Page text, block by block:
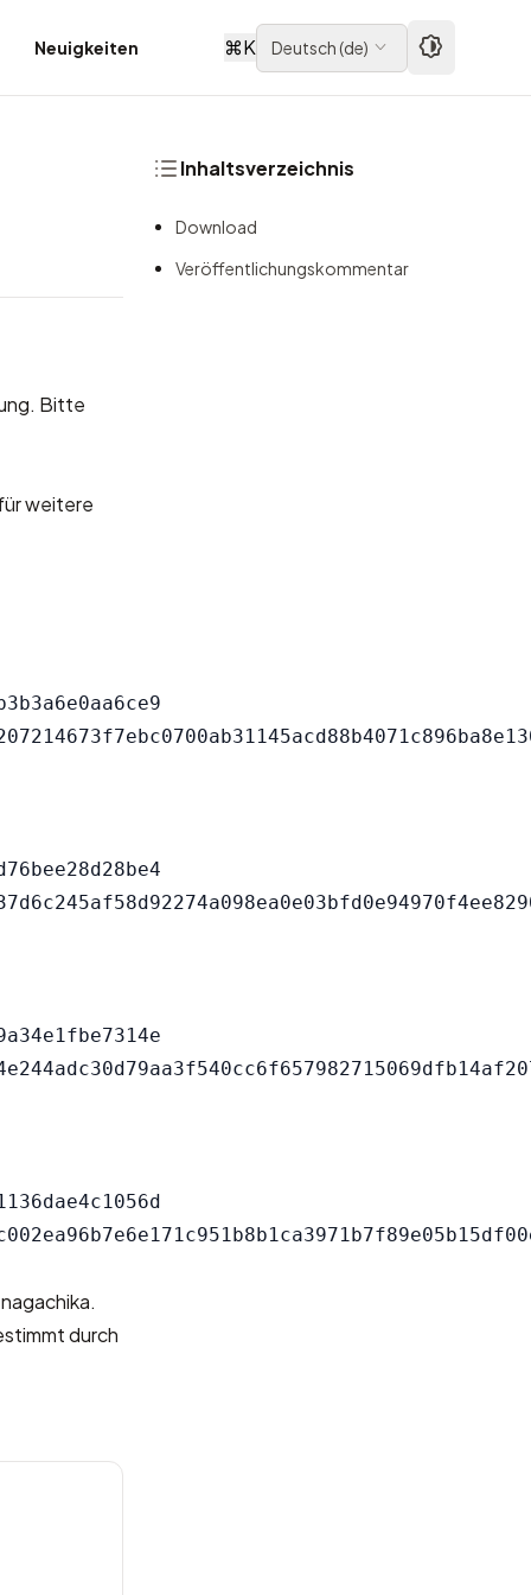
Neuigkeiten ⌘K Deutsch(de)
Bitte
weitere
durch
Inhaltsverzeichnis
Download
Veröffentlichungskommentar